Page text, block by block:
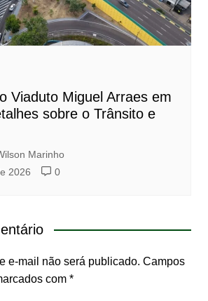
Viaduto Miguel Arraes em
sobre o Trânsito e
Marinho
2026
0
e-mail não será publicado. Campos
com *